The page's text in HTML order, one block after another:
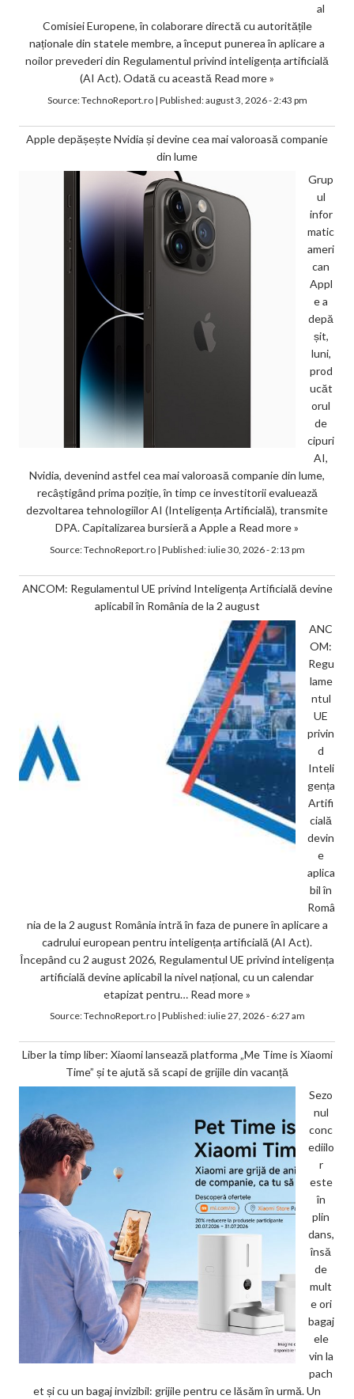
al
Comisiei Europene, în colaborare directă cu autoritățile
naționale din statele membre, a început punerea în aplicare a
noilor prevederi din Regulamentul privind inteligența artificială
(AI Act). Odată cu această Read more »
Source:TechnoReport.ro| Published:august 3, 2026 - 2:43 pm
Apple depășește Nvidia și devine cea mai valoroasă companie
din lume
Grup
ul
infor
matic
ameri
can
Appl
e a
depă
șit,
luni,
prod
ucăt
orul
de
cipuri
AI,
Nvidia, devenind astfel cea mai valoroasă companie din lume,
recâștigând prima poziție, în timp ce investitorii evaluează
dezvoltarea tehnologiilor AI (Inteligența Artificială), transmite
DPA. Capitalizarea bursieră a Apple a Read more »
Source:TechnoReport.ro| Published:iulie 30, 2026 - 2:13 pm
ANCOM: Regulamentul UE privind Inteligența Artificială devine
aplicabil în România de la 2 august
ANC
OM:
Regu
lame
ntul
UE
privin
d
Inteli
gența
Artifi
cială
devin
e
aplica
bil în
Româ
nia de la 2 august România intră în faza de punere în aplicare a
cadrului european pentru inteligența artificială (AI Act).
Începând cu 2 august 2026, Regulamentul UE privind inteligența
artificială devine aplicabil la nivel național, cu un calendar
etapizat pentru… Read more »
Source:TechnoReport.ro| Published:iulie 27, 2026 - 6:27 am
Liber la timp liber: Xiaomi lansează platforma „Me Time is Xiaomi
Time” și te ajută să scapi de grijile din vacanță
Sezo
nul
conc
ediilo
r
este
în
plin
dans,
însă
de
mult
e ori
bagaj
ele
vin la
pach
et și cu un bagaj invizibil: grijile pentru ce lăsăm în urmă. Un